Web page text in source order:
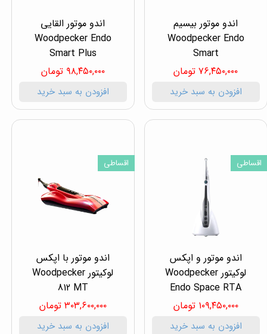
اندو موتور بیسیم
Woodpecker Endo
Smart
۷۶,۴۵۰,۰۰۰ تومان
افزودن به سبد خرید
اندو موتور القایی
Woodpecker Endo
Smart Plus
۹۸,۴۵۰,۰۰۰ تومان
افزودن به سبد خرید
اندو موتور و اپکس
لوکیتور Woodpecker
Endo Space RTA
۱۰۹,۴۵۰,۰۰۰ تومان
افزودن به سبد خرید
اقساطی
اندو موتور با اپکس
لوکیتور Woodpecker
812 MT
۳۰۳,۶۰۰,۰۰۰ تومان
افزودن به سبد خرید
اقساطی